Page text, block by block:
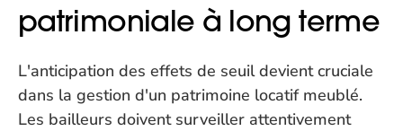
patrimoniale à long terme
L'anticipation des effets de seuil devient cruciale
dans la gestion d'un patrimoine locatif meublé.
Les bailleurs doivent surveiller attentivement